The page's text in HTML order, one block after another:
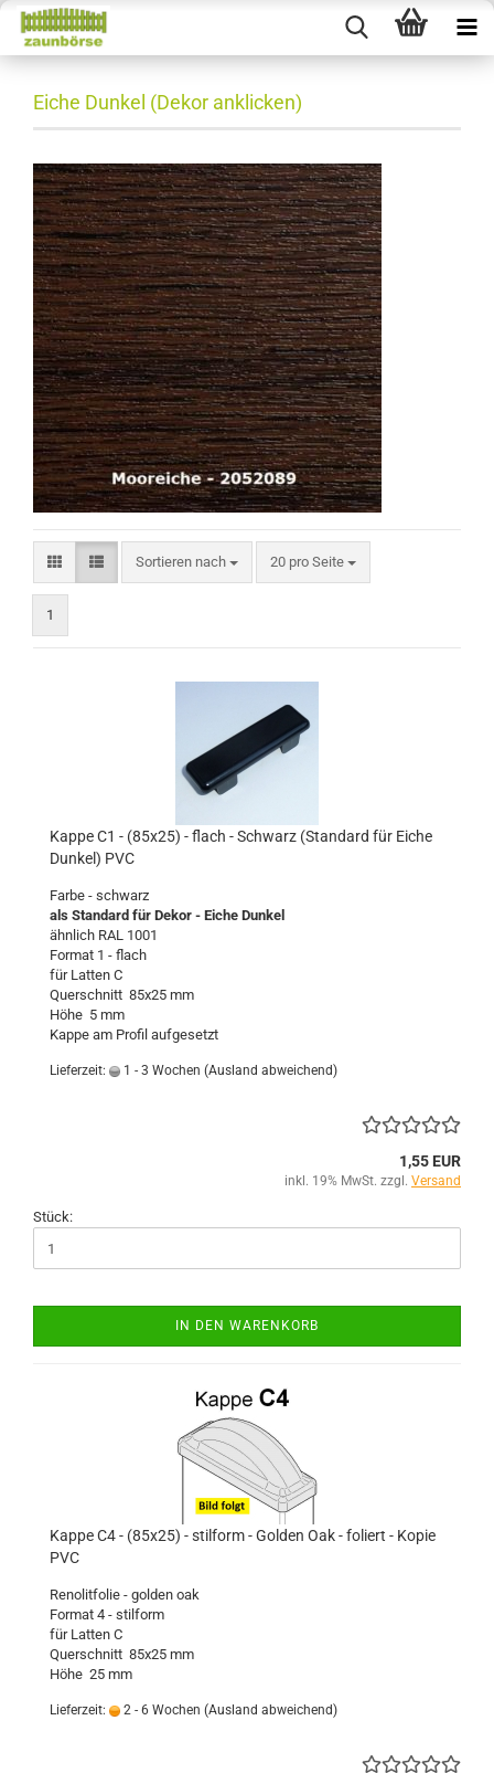
Eiche Dunkel (Dekor anklicken)
Sortieren nach
Sortieren nach 20 pro Seite
pro Seite
1
Kappe C1 - (85x25) - flach - Schwarz (Standard für Eiche
Dunkel) PVC
Farbe - schwarz
als Standard für Dekor - Eiche Dunkel
ähnlich RAL 1001
Format 1 - flach
für Latten C
Querschnitt 85x25 mm
Höhe 5 mm
Kappe am Profil aufgesetzt
Lieferzeit: 1 - 3 Wochen (Ausland abweichend)
1,55 EUR
inkl. 19% MwSt. zzgl. Versand
Stück:
IN DEN WARENKORB
Kappe C4 - (85x25) - stilform - Golden Oak - foliert - Kopie
PVC
Renolitfolie - golden oak
Format 4 - stilform
für Latten C
Querschnitt 85x25 mm
Höhe 25 mm
Lieferzeit: 2 - 6 Wochen (Ausland abweichend)